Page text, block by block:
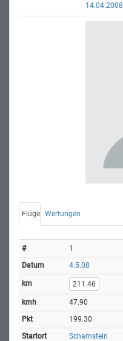
14.04.2008
Flüge Wertungen
1
4.5.08
211.46
47.90
199.30
Scharnstein